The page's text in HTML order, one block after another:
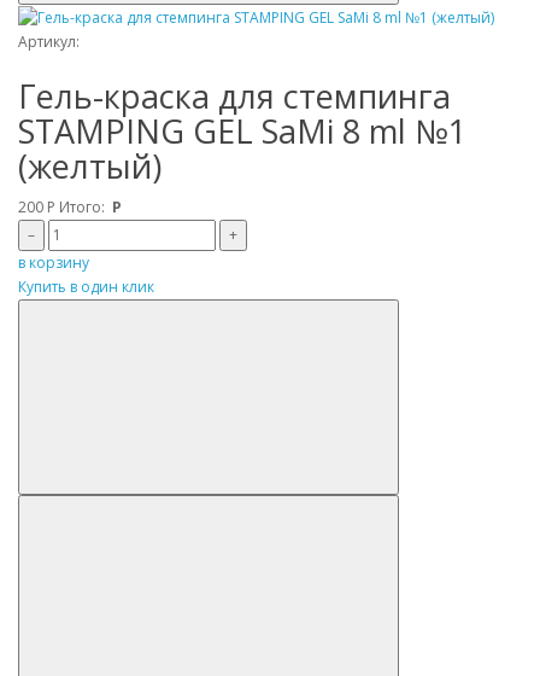
Артикул:
Гель-краска для стемпинга
STAMPING GEL SaMi 8 ml №1
(желтый)
200 Р Итого: Р
–
+
в корзину
Купить в один клик